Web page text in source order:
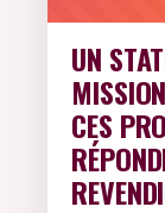
UN
CES